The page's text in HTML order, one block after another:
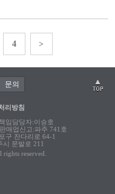
4 >
문의
리방침
임담당자:이승호
매업신고:파주 741호
구 잔다리로 64-1
시 문발로 211
reserved.